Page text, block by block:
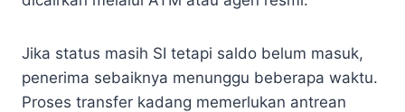
Jika status masih SI tetapi saldo belum masuk,
penerima sebaiknya menunggu beberapa waktu.
Proses transfer kadang memerlukan antrean